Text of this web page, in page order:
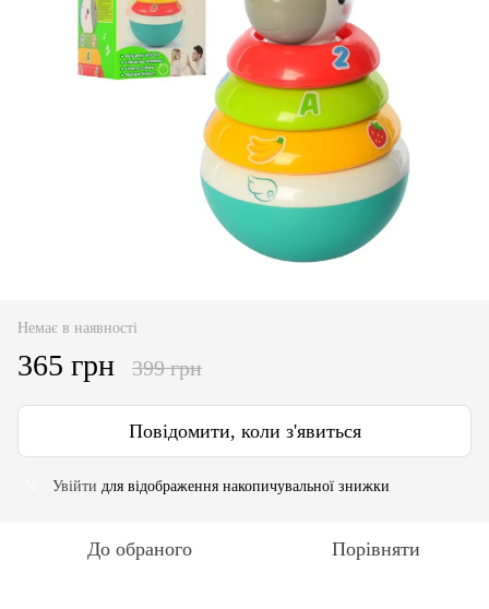
Немає в наявності
365 грн 399 грн
Повідомити, коли з'явиться
Увійти для відображення накопичувальної знижки
До обраного Порівняти